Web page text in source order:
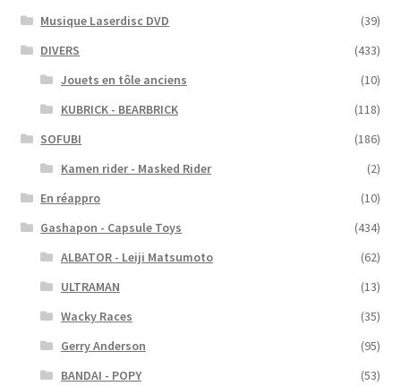
Musique Laserdisc DVD
(39)
DIVERS
(433)
Jouets en tôle anciens
(10)
KUBRICK - BEARBRICK
(118)
SOFUBI
(186)
Kamen rider - Masked Rider
(2)
En réappro
(10)
Gashapon - Capsule Toys
(434)
ALBATOR - Leiji Matsumoto
(62)
ULTRAMAN
(13)
Wacky Races
(35)
Gerry Anderson
(95)
BANDAI - POPY
(53)